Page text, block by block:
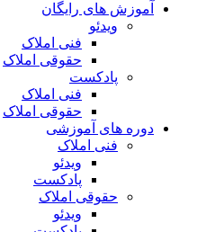
آموزش های رایگان
ویدئو
فنی املاک
حقوقی املاک
پادکست
فنی املاک
حقوقی املاک
دوره های آموزشی
فنی املاک
ویدئو
پادکست
حقوقی املاک
ویدئو